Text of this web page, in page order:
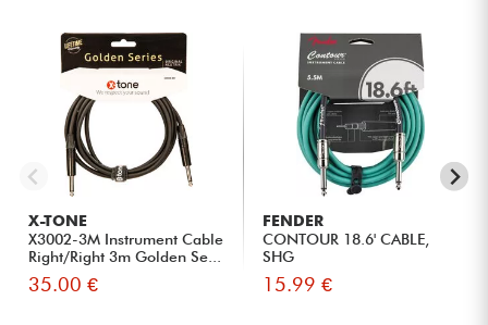
X-TONE
X3002-3M Instrument Cable
Right/Right 3m Golden Se...
35.00 €
FENDER
CONTOUR 18.6' CABLE,
SHG
15.99 €